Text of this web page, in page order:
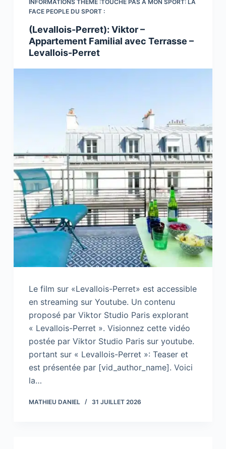
INFORMATIONS THÈME :TOUCHE PAS À MON SPORT: LA
FACE PEOPLE DU SPORT :
(Levallois-Perret): Viktor –
Appartement Familial avec Terrasse –
Levallois-Perret
Le film sur «Levallois-Perret» est accessible
en streaming sur Youtube. Un contenu
proposé par Viktor Studio Paris explorant
« Levallois-Perret ». Visionnez cette vidéo
postée par Viktor Studio Paris sur youtube.
portant sur « Levallois-Perret »: Teaser et
est présentée par [vid_author_name]. Voici
la…
MATHIEU DANIEL 31 JUILLET 2026